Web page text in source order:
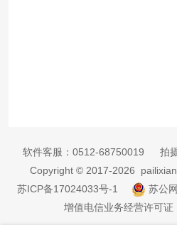
软件客服： 0512-68750019 拍
Copyright © 2017-2026
苏ICP备17024033号-1
苏公
增值电信业务经营许可